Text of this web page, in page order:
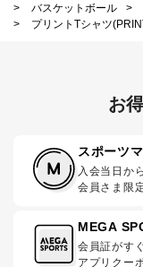
>
バスケットボール >
>
プリントTシャツ
お
スポーツ
入会当日か
会員さま限
MEGA
会員証がす
アプリクー